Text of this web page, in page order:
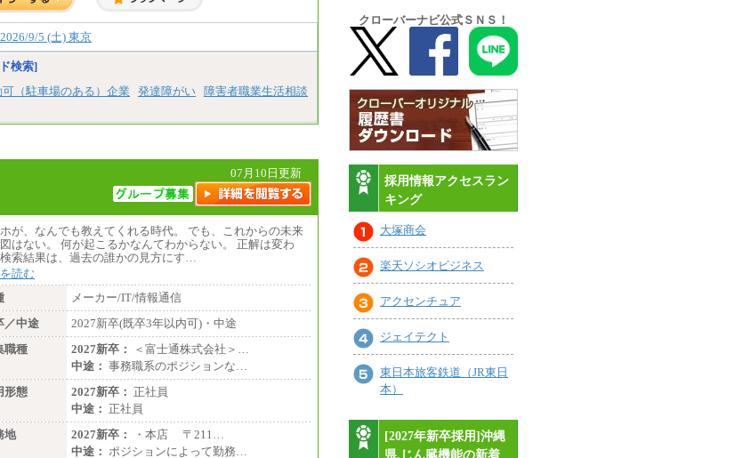
入社時の処遇は経験・能力を考慮の上、当社
具体的な金額は採用選考合格後に採用内定通
知時にお伝えします。
2026/9/5 (土) 東京
検索]
（駐車場のある）企業 発達障がい
障害者職業生活相談
07月10日更新
が、なんでも教えてくれる時代。 でも、これからの未来
はない。 何が起こるかなんてわからない。 正解は変わ
索結果は、過去の誰かの見方にす…
読む
メーカー/IT/情報通信
／中途
2027新卒(既卒3年以内可)・中途
職種
2027新卒：
＜富士通株式会社＞…
中途： 事務職系のポジションな…
形態
2027新卒： 正社員
中途： 正社員
地
2027新卒：
・本店 〒211…
中途： ポジションによって勤務…
クローバーナビ公式ＳＮＳ！
採用情報アクセスラン
キング
大塚商会
楽天ソシオビジネス
アクセンチュア
ジェイテクト
東日本旅客鉄道（JR東日
本）
[2027年新卒採用]沖縄
県,じん臓機能の新着